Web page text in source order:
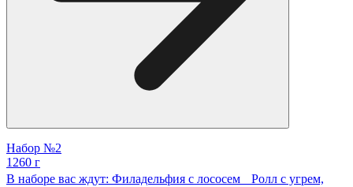
Набор №2
1260 г
В наборе вас ждут: Филадельфия с лососем Ролл с угрем,